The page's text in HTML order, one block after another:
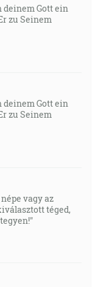
deinem Gott ein
zu Seinem
deinem Gott ein
zu Seinem
vagy az
téged,